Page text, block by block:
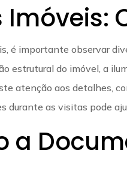
é importante observar
estrutural do imóvel, a
atenção aos detalhes,
durante as visitas pode
a